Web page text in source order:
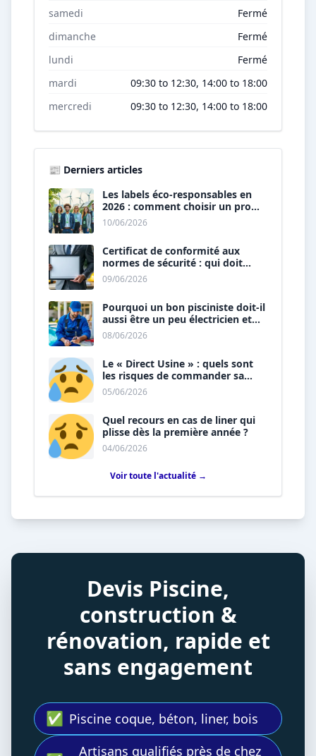
samedi
Fermé
dimanche
Fermé
lundi
Fermé
mardi
09:30 to 12:30, 14:00 to 18:00
mercredi
09:30 to 12:30, 14:00 to 18:00
📰 Derniers articles
Les labels éco-responsables en
2026 : comment choisir un pro
« vert » ?
10/06/2026
Certificat de conformité aux
normes de sécurité : qui doit
vous le délivrer ?
09/06/2026
Pourquoi un bon pisciniste doit-il
aussi être un peu électricien et
plombier ?
08/06/2026
Le « Direct Usine » : quels sont
les risques de commander sa
piscine sans installateur ?
05/06/2026
Quel recours en cas de liner qui
plisse dès la première année ?
04/06/2026
Voir toute l'actualité →
Devis Piscine,
construction &
rénovation, rapide et
sans engagement
✅ Piscine coque, béton, liner, bois
Artisans qualifiés près de chez